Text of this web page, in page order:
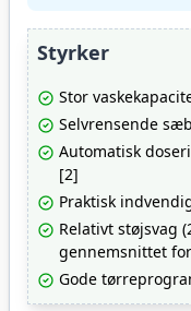
Styrker
Stor
Selvrensende
Automatisk
[2]
Praktisk
Relativt støjsvag
gennemsnittet
Gode